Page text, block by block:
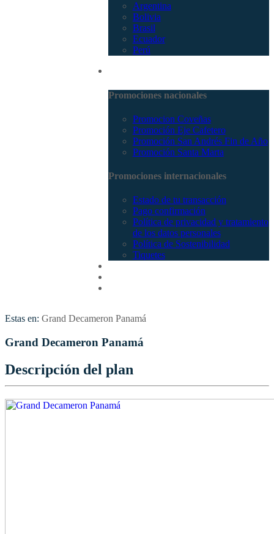
Argentina
Bolivia
Brasil
Ecuador
Perú
Promociones nacionales
Promocion Coveñas
Promoción Eje Cafetero
Promoción San Andrés Fin de Año
Promoción Santa Marta
Promociones internacionales
Estado de tu transacción
Pago confirmación
Política de privacidad y tratamiento
de los datos personales
Política de Sostenibilidad
Tiquetes
Estas en: Grand Decameron Panamá
Grand Decameron Panamá
Descripción del plan